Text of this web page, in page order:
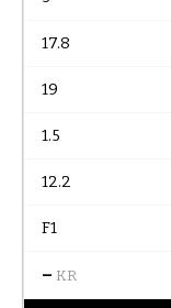
17.8
19
1.5
12.2
F1
– KR